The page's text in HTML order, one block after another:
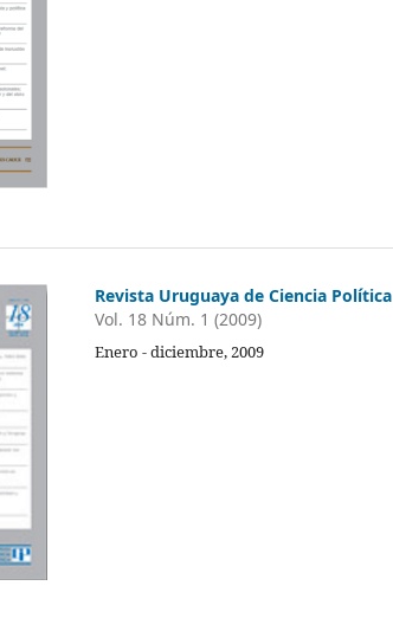
Revista Uruguaya de Ciencia Política
Vol. 18 Núm. 1 (2009)
Enero - diciembre, 2009